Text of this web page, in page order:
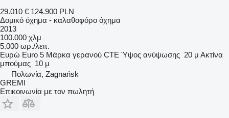
29.010 € 124.900 PLN
Δομικό όχημα - καλαθοφόρο όχημα
2013
100.000 χλμ
5.000 ωρ./λειτ.
Ευρώ Euro 5 Μάρκα γερανού CTE Ύψος ανύψωσης 20 μ Ακτίνα
μπούμας 10 μ
Πολωνία, Zagnańsk
GREMI
Επικοινωνία με τον πωλητή